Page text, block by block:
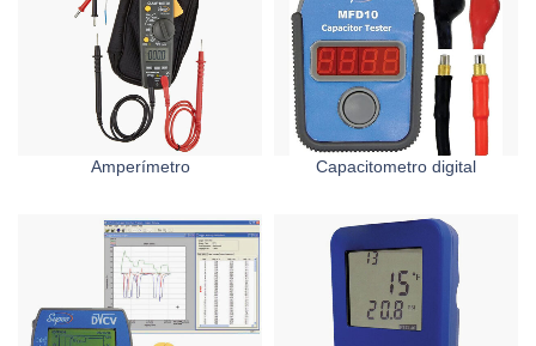
Amperímetro Capacitometro digital